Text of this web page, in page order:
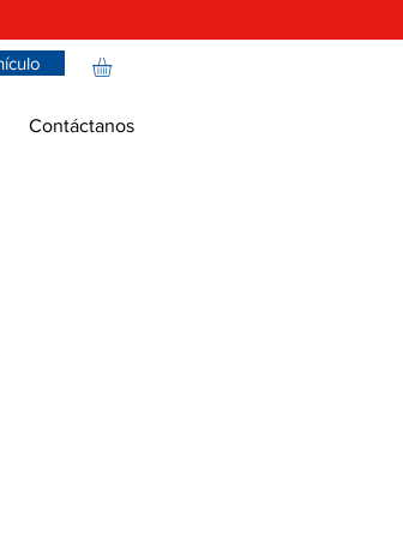
Contáctanos